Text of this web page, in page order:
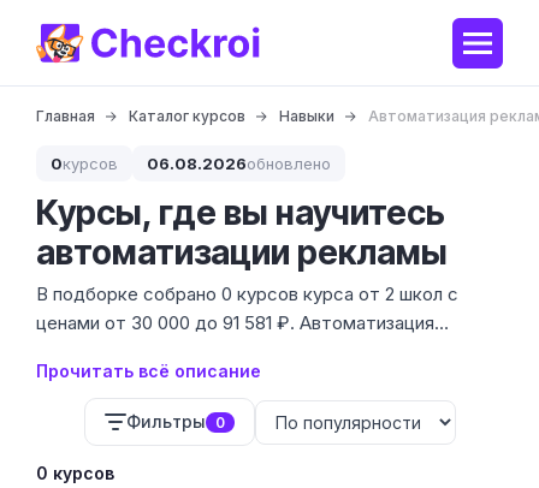
Главная Каталог курсов Навыки Автоматизация
0курсов 06.08.2026обновлено
Курсы, где вы научитесь
автоматизации рекламы
В подборке собрано 0 курсов курса от 2 школ с
ценами от 30 000 до 91 581 ₽. Автоматизация
про умное управление ставками, работу с API и
избавление от рутины в кабинетах.
Прочитать всё описание
Фильтры 0
0 курсов